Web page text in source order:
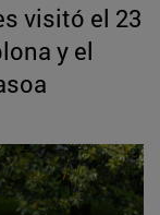
visitó el 23
y el